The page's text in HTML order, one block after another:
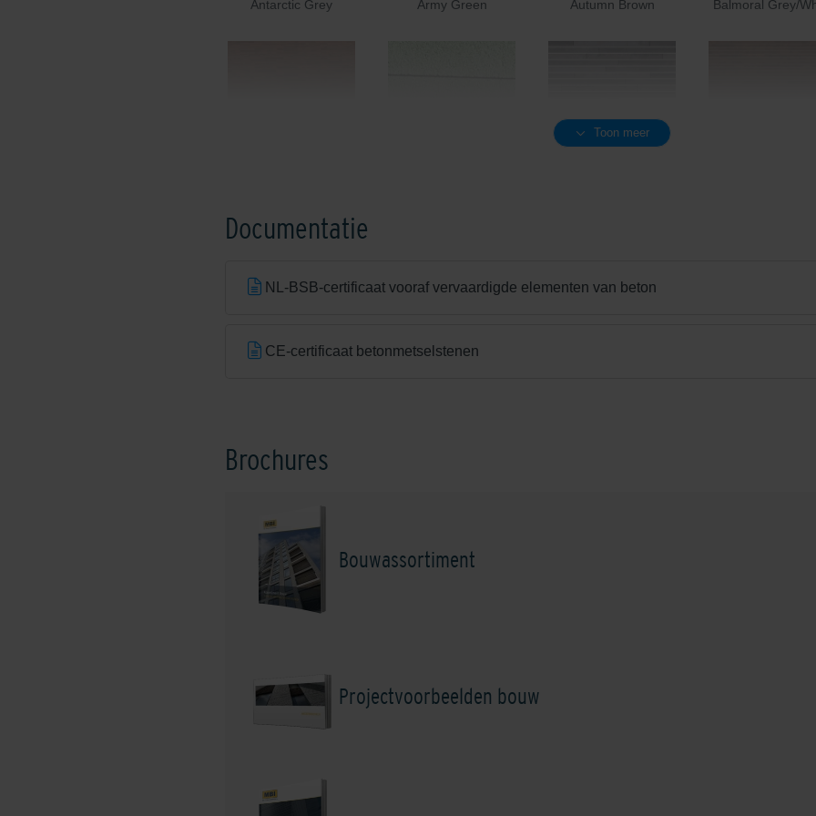
Antarctic Grey Army Green Autumn Brown Balmoral Grey/
Cream / Brown
Toon meer
Documentatie
NL-BSB-certificaat vooraf vervaardigde elementen van beton
CE-certificaat betonmetselstenen
Brochures
Bouwassortiment
Projectvoorbeelden bouw